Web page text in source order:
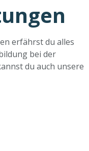
erfährst du alles
bei der
du auch unsere